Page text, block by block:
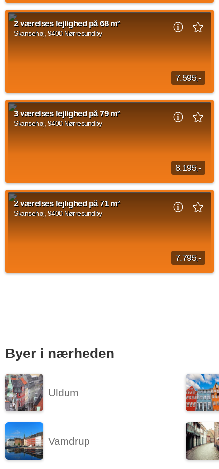
3 værelses rækkehus på Birkumvænget Birkumvænge,
Aabybro med et areal på 98 kvadratmeter ledig fra d. 1.
oktober 2026. Den månedlige husleje udgør 8.308...
Kilde: Domea
2 værelses lejlighed på 68 m²
Skansehøj, 9400 Nørresundby
7.595,-
Stuen er lys og rummelig og indrettet med et stort
vinduesparti. Der er åben planløsning mellem stuen og
køkkenet, som er veludstyret med et flot hvidt...
Kilde: Aalborg Boligadministration ApS
3 værelses lejlighed på 79 m²
Skansehøj, 9400 Nørresundby
8.195,-
Køkkenet er godt udnyttet med et flot hvidt HTH-køkken med
alt i hårde hvidevarer. Der er installeret følgende:
Køle/fryseskab Indbygningsovn Opvaskemaskine...
Kilde: Aalborg Boligadministration ApS
2 værelses lejlighed på 71 m²
Skansehøj, 9400 Nørresundby
7.795,-
Nørresundby. Med sine 71 kvm, tilbyder boligen en rummelig
Byer i nærheden
Uldum
Vamdrup